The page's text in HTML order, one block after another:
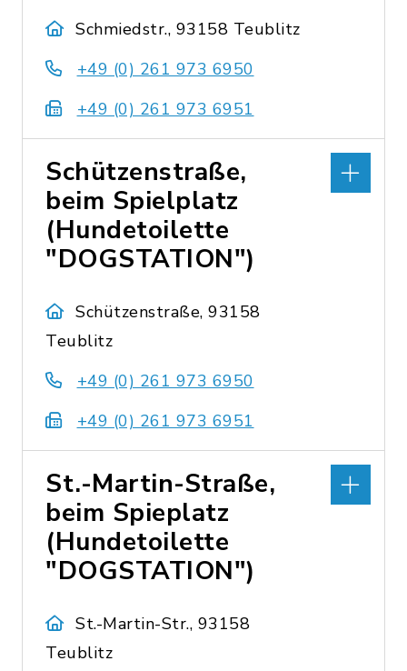
Schmiedstr., 93158 Teublitz
+49 (0) 261 973 6950
+49 (0) 261 973 6951
Schützenstraße,
beim Spielplatz
(Hundetoilette
"DOGSTATION")
Schützenstraße, 93158
Teublitz
+49 (0) 261 973 6950
+49 (0) 261 973 6951
St.-Martin-Straße,
beim Spieplatz
(Hundetoilette
"DOGSTATION")
St.-Martin-Str., 93158
Teublitz